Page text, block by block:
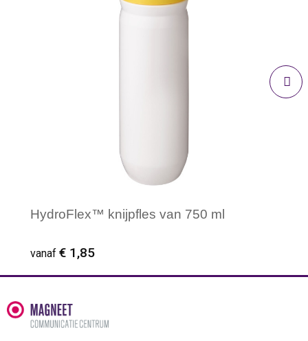
HydroFlex™ knijpfles van 750 ml
vanaf € 1,85
Minimale afname: 50